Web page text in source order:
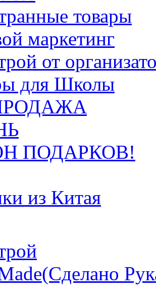
товары
маркетинг
от
для Школы
ПОДАРКОВ!
из Китая